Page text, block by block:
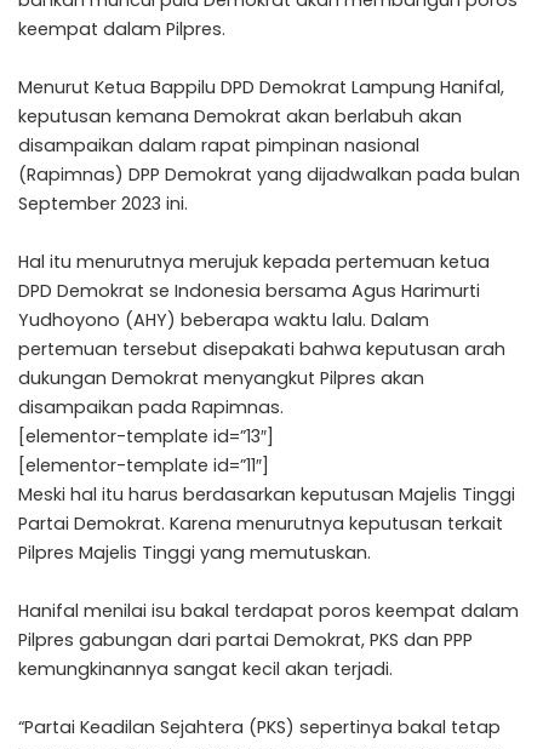
keempat dalam Pilpres.
Menurut Ketua Bappilu DPD Demokrat Lampung Hanifal,
keputusan kemana Demokrat akan berlabuh akan
disampaikan dalam rapat pimpinan nasional
(Rapimnas) DPP Demokrat yang dijadwalkan pada bulan
September 2023 ini.
Hal itu menurutnya merujuk kepada pertemuan ketua
DPD Demokrat se Indonesia bersama Agus Harimurti
Yudhoyono (AHY) beberapa waktu lalu. Dalam
pertemuan tersebut disepakati bahwa keputusan arah
dukungan Demokrat menyangkut Pilpres akan
disampaikan pada Rapimnas.
[elementor-template id=”13″]
[elementor-template id=”11″]
Meski hal itu harus berdasarkan keputusan Majelis Tinggi
Partai Demokrat. Karena menurutnya keputusan terkait
Pilpres Majelis Tinggi yang memutuskan.
Hanifal menilai isu bakal terdapat poros keempat dalam
Pilpres gabungan dari partai Demokrat, PKS dan PPP
kemungkinannya sangat kecil akan terjadi.
“Partai Keadilan Sejahtera (PKS) sepertinya bakal tetap